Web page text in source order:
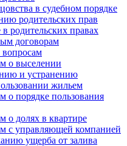
в судебном порядке
родительских прав
родительских правах
договорам
о выселении
и устранению
жильем
о порядке пользования
о долях в квартире
с управляющей компанией
ущерба от залива